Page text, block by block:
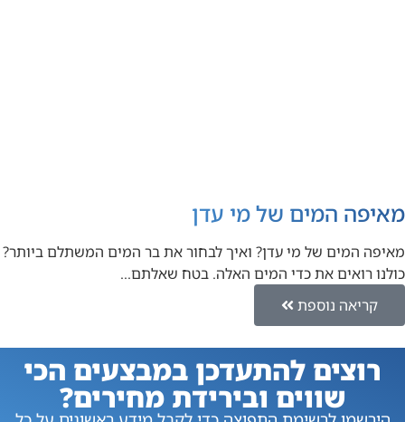
מאיפה המים של מי עדן
מאיפה המים של מי עדן? ואיך לבחור את בר המים המשתלם ביותר?
כולנו רואים את כדי המים האלה. בטח שאלתם…
קריאה נוספת
רוצים להתעדכן במבצעים הכי
שווים ובירידת מחירים?